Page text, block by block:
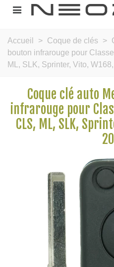
Accueil > Coque de clés >
bouton infrarouge pour
ML, SLK, Sprinter, Vito,
Coque clé auto
infrarouge pour
CLS, ML, SLK,